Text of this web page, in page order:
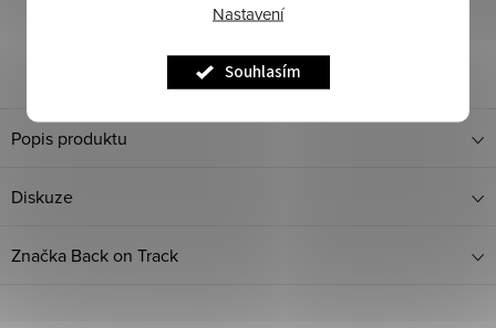
Nastavení
Souhlasím
Kód produktu:
Dotaz k produktu
Sdílet
Popis produktu
Diskuze
Značka Back on Track